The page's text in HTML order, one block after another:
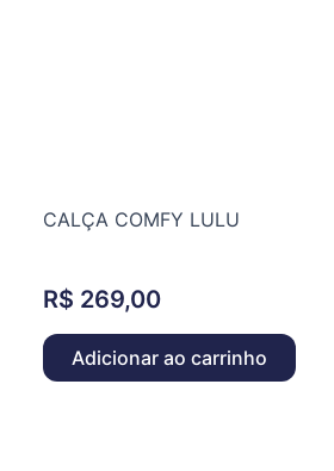
CALÇA COMFY LULU
R$ 269,00
Adicionar ao carrinho